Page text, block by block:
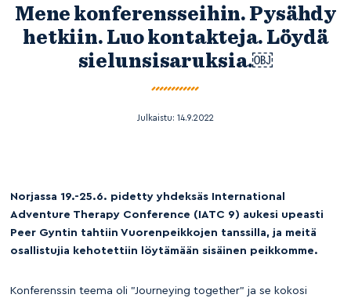
Mene konferensseihin. Pysähdy
hetkiin. Luo kontakteja. Löydä
sielunsisaruksia.￼
Julkaistu: 14.9.2022
Norjassa 19.-25.6. pidetty yhdeksäs International
Adventure Therapy Conference (IATC 9) aukesi upeasti
Peer Gyntin tahtiin Vuorenpeikkojen tanssilla, ja meitä
osallistujia kehotettiin löytämään sisäinen peikkomme.
Konferenssin teema oli ”Journeying together” ja se kokosi